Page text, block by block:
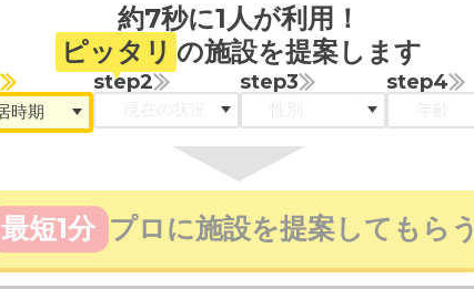
約7秒に1人が利用！
ピッタリ の施設を提案します
step2 step3 step4
最短1分 プロに施設を提案してもらう